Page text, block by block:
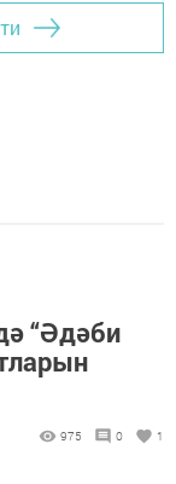
“Әдәби
975 0 1